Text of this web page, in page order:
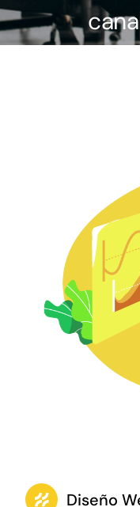
Diseño